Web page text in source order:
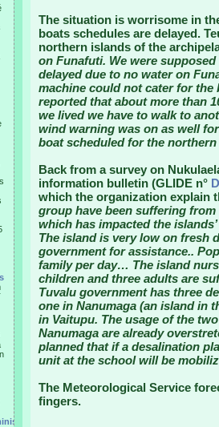
migrantscene
The situation is worrisome in
boats schedules are delayed.
northern islands of the
on Funafuti. We were
delayed due to no water on
machine could not cater for the
reported that about more than
we lived we have to walk to
wind warning was on as well
boat scheduled for the
Back from a survey on
information bulletin (GLIDE n°
which the organization explain
group have been suffering
which has impacted the
The island is very low on fresh
government for assistance..
family per day… The island
children and three adults are
Tuvalu government has three
one in Nanumaga (an island in
in Vaitupu. The usage of the
Nanumaga are already
planned that if a desalination
unit at the school will be
The Meteorological Service
fingers.